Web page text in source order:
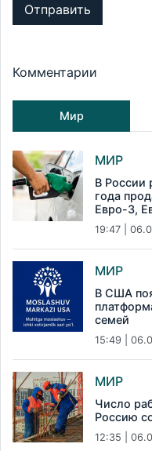
Отправить
Комментарии
Мир
МИР
В России
года
Евро-3,
19:47 |
МИР
В США
семей
15:49 |
МИР
Число
Россию
12:35 |